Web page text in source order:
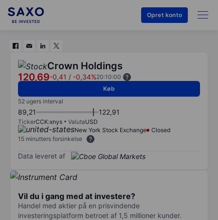
Opret konto
Crown Holdings
120,69-0,41 / -0,34%20:10:00
Køb
52 ugers interval
89,21 122,91
TickerCCK:xnys ValutaUSD
New York Stock Exchange
Closed
15 minutters forsinkelse
Data leveret af
Vil du i gang med at investere?
Handel med aktier på en prisvindende
investeringsplatform betroet af 1,5 millioner kunder.